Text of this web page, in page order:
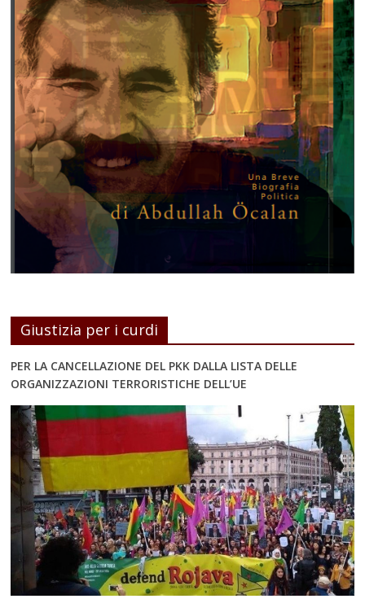
Giustizia per i curdi
PER LA CANCELLAZIONE DEL PKK DALLA LISTA DELLE
ORGANIZZAZIONI TERRORISTICHE DELL’UE